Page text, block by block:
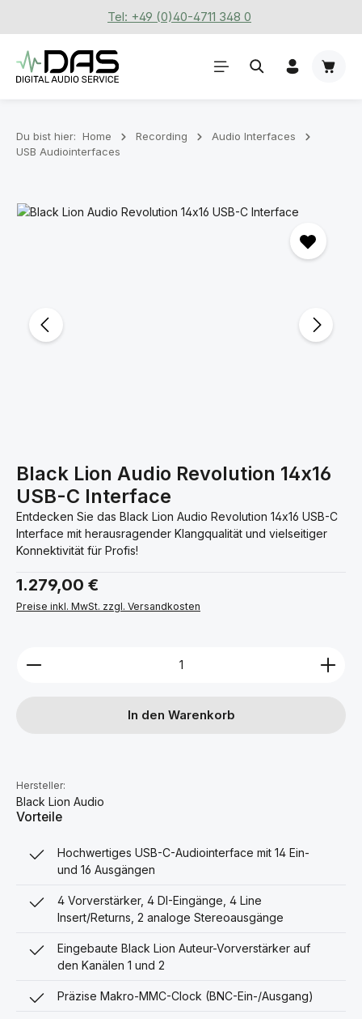
Zum Hauptinhalt springenTel: +49 (0)40-4711 348 0
Du bist hier: Home Recording
Audio Interfaces
USB Audiointerfaces
Bildergalerie überspringen
Black Lion Audio Revolution 14x16
USB-C Interface
Entdecken Sie das Black Lion Audio Revolution 14x16 USB-C
Interface mit herausragender Klangqualität und vielseitiger
Konnektivität für Profis!
Regulärer Preis:
1.279,00 €
Preise inkl. MwSt. zzgl. Versandkosten
Produkt Anzahl: Gib den gewünschten Wert ein
In den Warenkorb
Hersteller:
Black Lion Audio
Vorteile
Hochwertiges USB-C-Audiointerface mit 14 Ein-
und 16 Ausgängen
4 Vorverstärker, 4 DI-Eingänge, 4 Line
Insert/Returns, 2 analoge Stereoausgänge
Eingebaute Black Lion Auteur-Vorverstärker auf
den Kanälen 1 und 2
Präzise Makro-MMC-Clock (BNC-Ein-/Ausgang)